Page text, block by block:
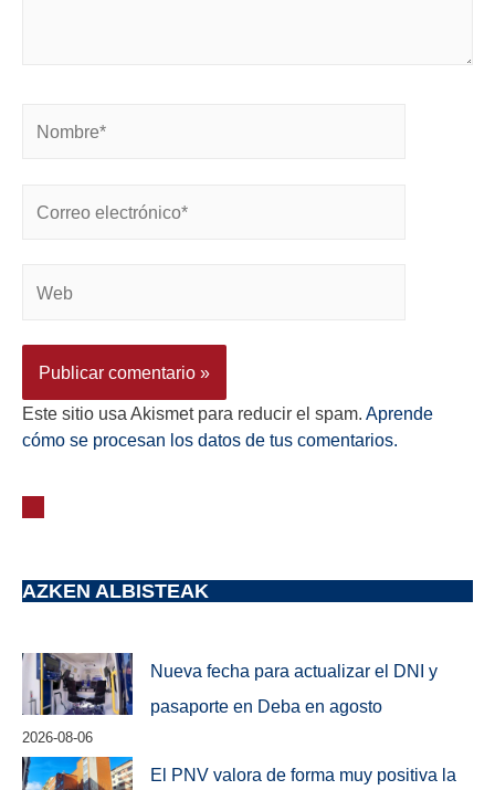
Este sitio usa Akismet para reducir el spam. Aprende
cómo se procesan los datos de tus comentarios.
AZKEN ALBISTEAK
Nueva fecha para actualizar el DNI y
pasaporte en Deba en agosto
2026-08-06
El PNV valora de forma muy positiva la